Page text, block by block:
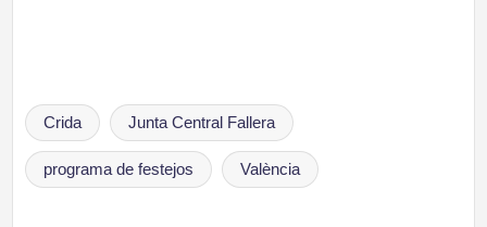
Etiquetas:
Crida Junta Central Fallera
programa de festejos València